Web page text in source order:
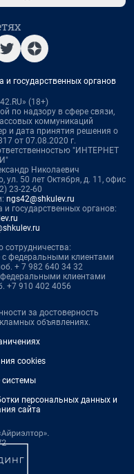
государственных органов
(18+)
по надзору в сфере связи,
коммуникаций
и дата принятия решения о
от 07.08.2020 г.
"ИНТЕРНЕТ
Николаевич
ул. 50 лет Октября, д. 11, офис
23-22-60
ngs42@shkulev.ru
государственных органов:
федеральными клиентами
+ 7 982 640 34 32
клиентами
+7 910 402 4056
за достоверность
объявлениях.
cookies
системы
персональных данных и
сайта